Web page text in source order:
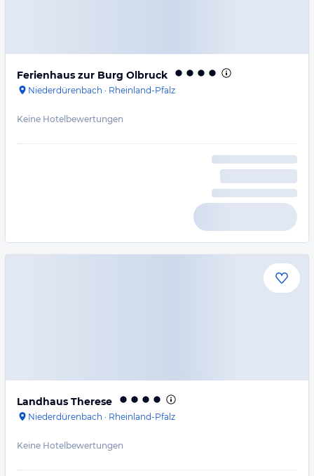
Ferienhaus zur Burg Olbruck
Niederdürenbach · Rheinland-Pfalz
Keine Hotelbewertungen
Landhaus Therese
Niederdürenbach · Rheinland-Pfalz
Keine Hotelbewertungen